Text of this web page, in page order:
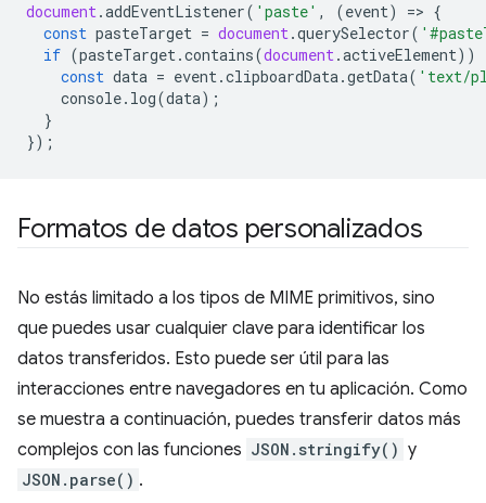
document.addEventListener( 'paste' , (event) => {
const pasteTarget = document.querySelector(
if (pasteTarget.contains(document.activeElement))
const data = event.clipboardData.getData( 'text/
console. log(data);
}
});
Formatos de datos personalizados
No estás limitado a los tipos de MIME primitivos, sino
que puedes usar cualquier clave para identificar los
datos transferidos. Esto puede ser útil para las
interacciones entre navegadores en tu aplicación. Como
se muestra a continuación, puedes transferir datos más
complejos con las funciones JSON.stringify() y
JSON.parse() .